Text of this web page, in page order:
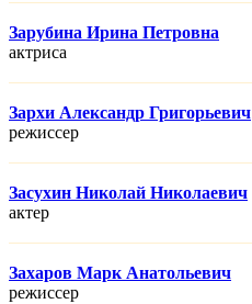
Зарубина Ирина Петровна
актриса
Зархи Александр Григорьевич
режисcер
Засухин Николай Николаевич
актер
Захаров Марк Анатольевич
режисcер